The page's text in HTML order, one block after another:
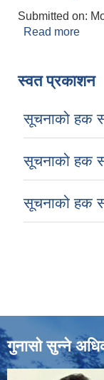
Submitted on:
Read more
स्वत प्रकाशन
सूचनाको हक
सूचनाको हक
सूचनाको हक
गुनासो सुन्ने